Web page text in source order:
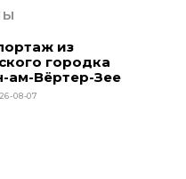
из
городка
ам-Вёртер-Зее
08-07